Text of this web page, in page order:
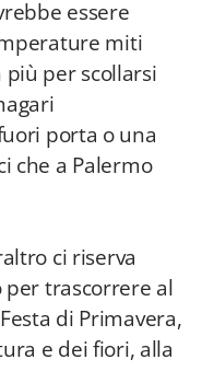
essere
miti
per scollarsi
porta o una
che a Palermo
ci riserva
per trascorrere al
di Primavera,
e dei fiori, alla